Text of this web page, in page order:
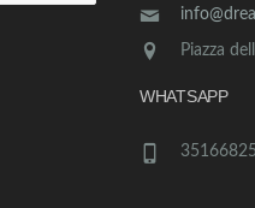
Piazza
WHATSAPP